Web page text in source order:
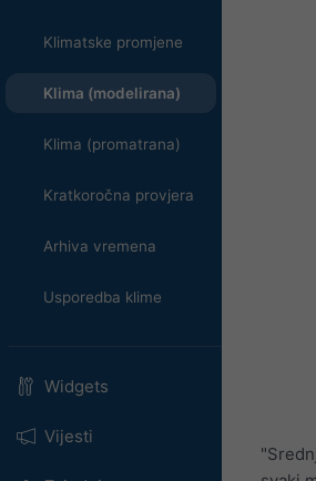
Klimatske promjene
Klima (modelirana)
Klima (promatrana)
Kratkoročna provjera
Arhiva vremena
Usporedba klime
Widgets
Vijesti